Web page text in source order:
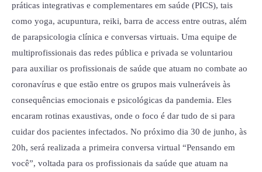
práticas integrativas e complementares em saúde (PICS), tais
como yoga, acupuntura, reiki, barra de access entre outras, além
de parapsicologia clínica e conversas virtuais. Uma equipe de
multiprofissionais das redes pública e privada se voluntariou
para auxiliar os profissionais de saúde que atuam no combate ao
coronavírus e que estão entre os grupos mais vulneráveis às
consequências emocionais e psicológicas da pandemia. Eles
encaram rotinas exaustivas, onde o foco é dar tudo de si para
cuidar dos pacientes infectados. No próximo dia 30 de junho, às
20h, será realizada a primeira conversa virtual “Pensando em
você”, voltada para os profissionais da saúde que atuam na